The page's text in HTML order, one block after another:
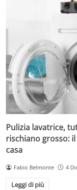
Pulizia lavatrice,
rischiano grosso:
casa
Fabio Belmonte 4
Leggi di più